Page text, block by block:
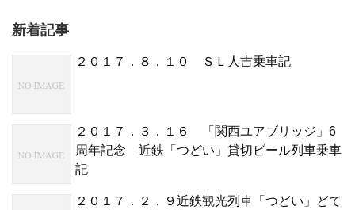
新着記事
２０１７．８．１０ ＳＬ人吉乗車記
２０１７．３．１６ 「関西ユアブリッジ」6
周年記念 近鉄「つどい」貸切ビール列車乗車
記
２０１７．２．９近鉄観光列車「つどい」どて